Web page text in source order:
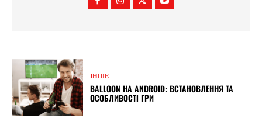
ІНШЕ
BALLOON НА ANDROID: ВСТАНОВЛЕННЯ ТА
ОСОБЛИВОСТІ ГРИ